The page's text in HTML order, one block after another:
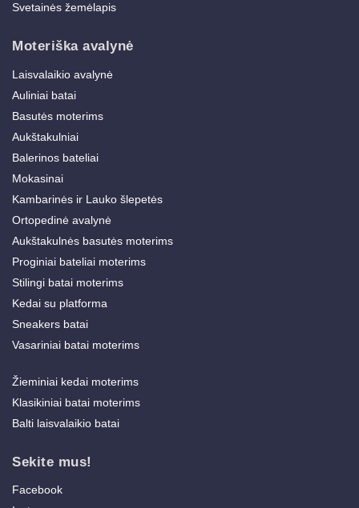
Svetainės žemėlapis
Moteriška avalynė
Laisvalaikio avalynė
Auliniai batai
Basutės moterims
Aukštakulniai
Balerinos bateliai
Mokasinai
Kambarinės ir Lauko šlepetės
Ortopedinė avalynė
Aukštakulnės basutės moterims
Proginiai bateliai moterims
Stilingi batai moterims
Kedai su platforma
Sneakers batai
Vasariniai batai moterims
Žieminiai kedai moterims
Klasikiniai batai moterims
Balti laisvalaikio batai
Sekite mus!
Facebook